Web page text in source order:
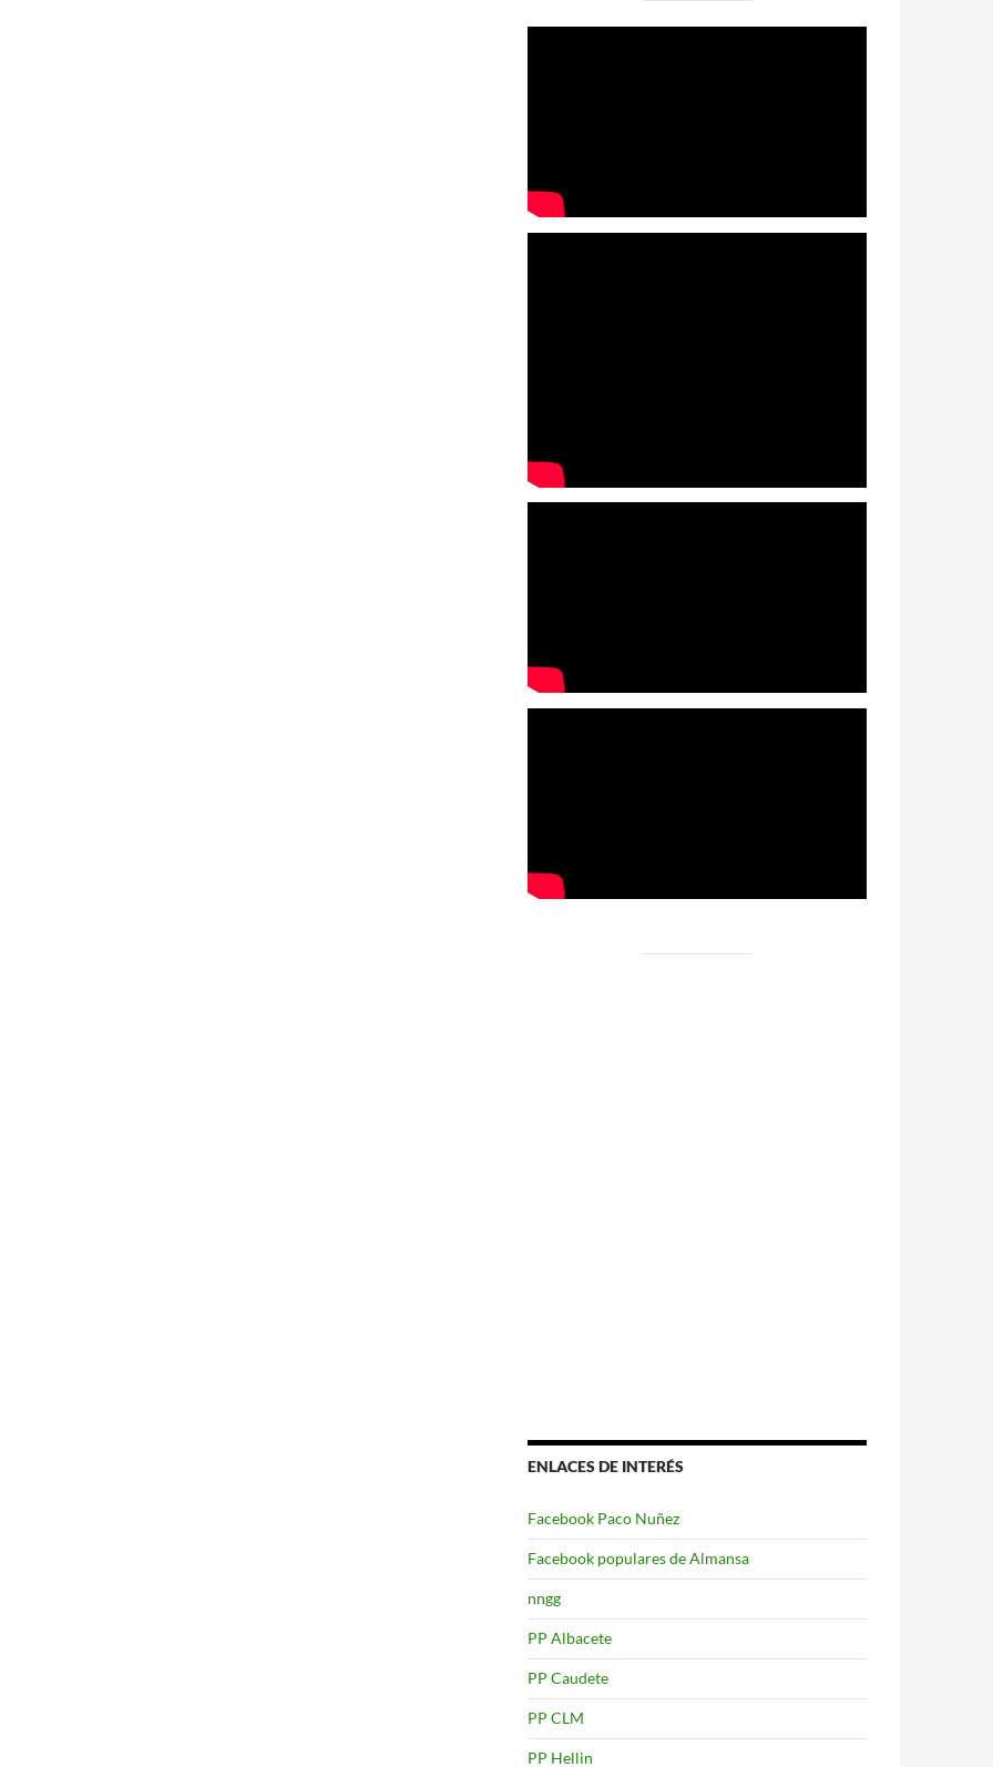
ENLACES DE INTERÉS
Facebook Paco Nuñez
Facebook populares de Almansa
nngg
PP Albacete
PP Caudete
PP CLM
PP Hellin